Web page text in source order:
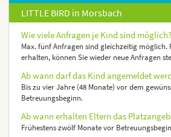
LITTLE BIRD in Morsbach
Wie viele Anfragen je Kind sind möglich?
Max. fünf Anfragen sind gleichzeitig möglich.
erhalten, können Sie wieder neue Anfragen
Ab wann darf das Kind angemeldet
Bis zu vier Jahre (48 Monate) vor dem
Betreuungsbeginn.
Ab wann erhalten Eltern das
Frühestens zwölf Monate vor